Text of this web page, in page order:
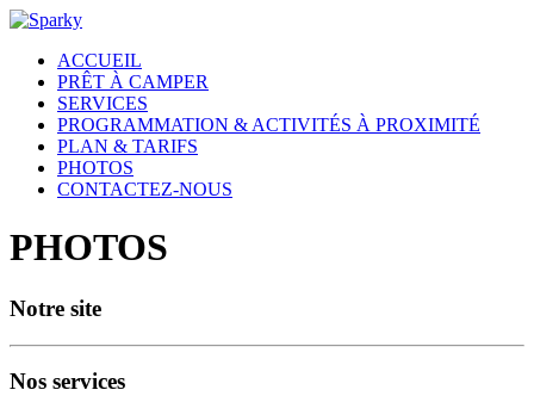
ACCUEIL
PRÊT À CAMPER
SERVICES
PROGRAMMATION & ACTIVITÉS À PROXIMITÉ
PLAN & TARIFS
PHOTOS
CONTACTEZ-NOUS
PHOTOS
Notre site
Nos services